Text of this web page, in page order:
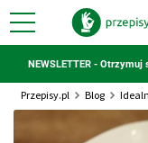
NEWSLETTER -
Przepisy.pl Blog